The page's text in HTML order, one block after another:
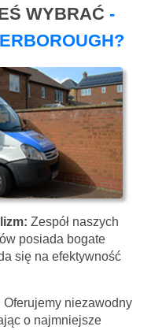
WYBRAĆ -
Zespół naszych
posiada bogate
się na efektywność
Oferujemy niezawodny
o najmniejsze